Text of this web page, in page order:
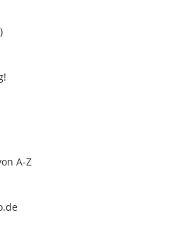
A-Z